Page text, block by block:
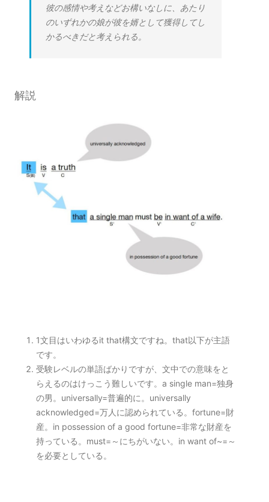
彼の感情や考えなどお構いなしに、あたり
のいずれかの娘が彼を婿として獲得してし
かるべきだと考えられる。
解説
1文目はいわゆるit that構文ですね。that以下が主語
です。
受験レベルの単語ばかりですが、文中での意味をと
らえるのはけっこう難しいです。a single man=独身
の男。universally=普遍的に。universally
acknowledged=万人に認められている。fortune=財
産。in possession of a good fortune=非常な財産を
持っている。must=～にちがいない。in want of~=～
を必要としている。